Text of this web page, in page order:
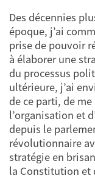
Des décennies
époque, j’ai
prise de pouvoir
à élaborer une
du processus
ultérieure, j’ai
de ce parti, de
l’organisation et
depuis le
révolutionnaire
stratégie en
la Constitution et